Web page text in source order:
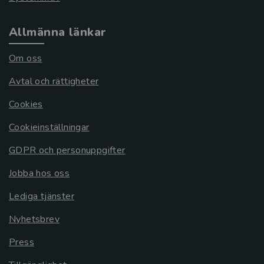
Allmänna länkar
Om oss
Avtal och rättigheter
Cookies
Cookieinställningar
GDPR och personuppgifter
Jobba hos oss
Lediga tjänster
Nyhetsbrev
Press